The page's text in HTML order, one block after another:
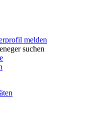
melden
suchen